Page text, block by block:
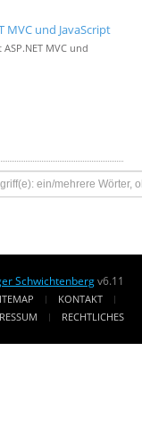
MVC und JavaScript
MVC und
Schwichtenbergv6.11
KONTAKT
RECHTLICHES